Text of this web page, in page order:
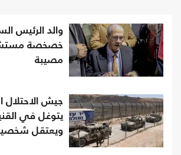
والد الرئيس
خصخصة
مصيبة
جيش الاحتلال
يتوغل في
ويعتقل